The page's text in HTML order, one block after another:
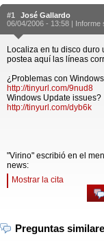
#1
José Gallardo
06/04/2006 - 13:58 | Informe
Localiza en tu disco
postea aquí las líneas
¿Problemas con
http://tinyurl.com/9nud8
Windows Update issues?
http://tinyurl.com/dyb6k
"Virino" escribió en el
news:
Mostrar la cita
Preguntas